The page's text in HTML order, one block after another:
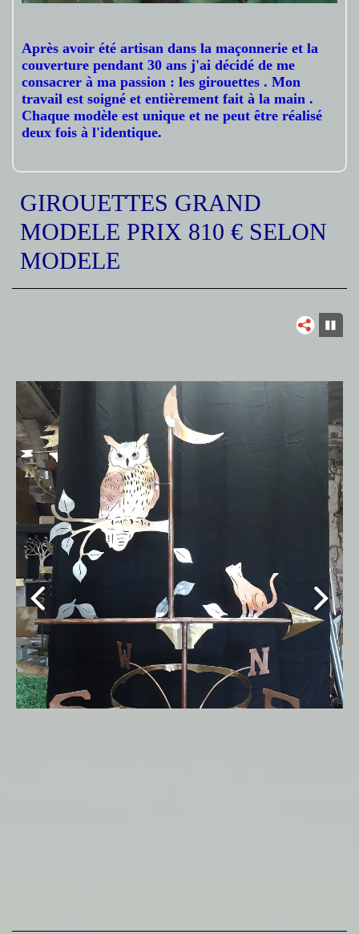
Après avoir été artisan dans la maçonnerie et la
couverture pendant 30 ans j'ai décidé de me
consacrer à ma passion : les girouettes . Mon
travail est soigné et entièrement fait à la main .
Chaque modèle est unique et ne peut être réalisé
deux fois à l'identique.
GIROUETTES GRAND
MODELE PRIX 810 € SELON
MODELE